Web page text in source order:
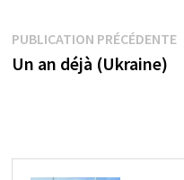
Navigation
de
PUBLICATION PRÉCÉDENTE
Un an déjà (Ukraine)